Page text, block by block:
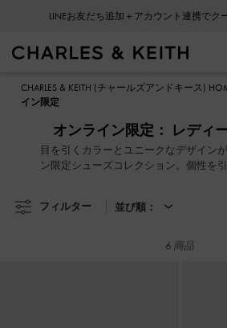
LINEお友だち追加＋アカウント連携でク
LINEお友だち追加＋アカウント連携でク
CHARLES & KEITH (チャールズアンドキース)
イン限定
オンライン限定： レディ
目を引くカラーとユニークなデザイン
ン限定シューズコレクション。個性を
フィルター 並び順：
6 商品